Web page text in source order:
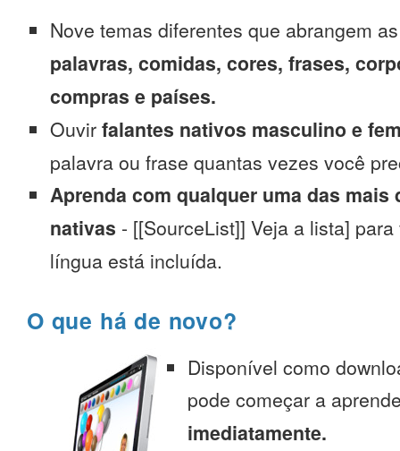
Nove temas diferentes que abrangem
palavras, comidas, cores, frases,
compras e países.
Ouvir falantes nativos masculino e
palavra ou frase quantas vezes você
Aprenda com qualquer uma das mais
nativas - [[SourceList]] Veja a lista]
língua está incluída.
O que há de novo?
Disponível como
pode começar a
imediatamente.